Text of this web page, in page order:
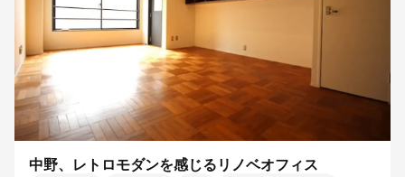
中野、レトロモダンを感じるリノベオフィス